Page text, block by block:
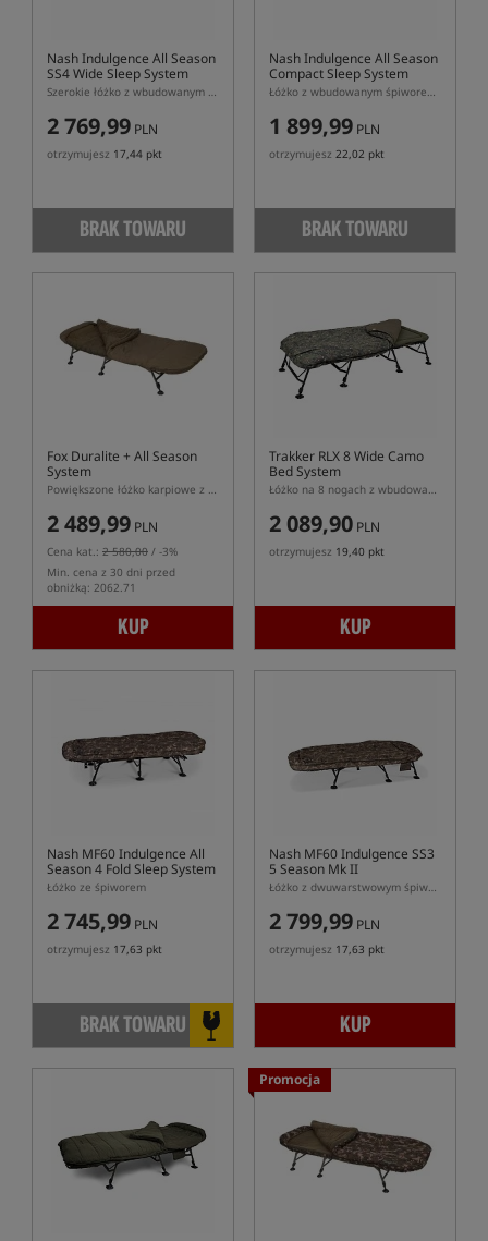
Nash Indulgence All Season
SS4 Wide Sleep System
Szerokie łóżko z wbudowanym śpiworem (Sleep System)
2 769,99 PLN
otrzymujesz 17,44 pkt
BRAK TOWARU
Nash Indulgence All Season
Compact Sleep System
Łóżko z wbudowanym śpiworem (Sleep System)
1 899,99 PLN
otrzymujesz 22,02 pkt
BRAK TOWARU
Fox Duralite + All Season
System
Powiększone łóżko karpiowe z wbudowanym całorocznym śpiworem Ventec
2 489,99 PLN
Cena kat.: 2 580,00 / -3%
Min. cena z 30 dni przed
obniżką: 2062.71
KUP
Trakker RLX 8 Wide Camo
Bed System
Łóżko na 8 nogach z wbudowaną kołdrą (Sleepsystem)
2 089,90 PLN
otrzymujesz 19,40 pkt
KUP
Nash MF60 Indulgence All
Season 4 Fold Sleep System
- POWYSTAWOWY
Łóżko ze śpiworem
2 745,99 PLN
otrzymujesz 17,63 pkt
BRAK TOWARU
Nash MF60 Indulgence SS3
5 Season Mk II
Łóżko z dwuwarstwowym śpiworem
2 799,99 PLN
otrzymujesz 17,63 pkt
KUP
Promocja